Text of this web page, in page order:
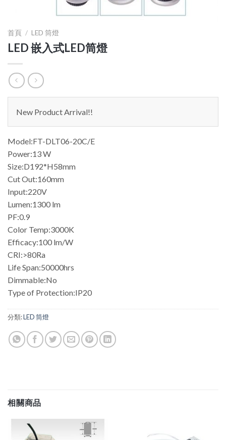
首頁 / LED 筒燈
LED 嵌入式LED筒燈
New Product Arrival!!
Model:FT-DLT06-20C/E
Power:13 W
Size:D192*H58mm
Cut Out:160mm
Input:220V
Lumen:1300 lm
PF:0.9
Color Temp:3000K
Efficacy:100 lm/W
CRI:>80Ra
Life Span:50000hrs
Dimmable:No
Type of Protection:IP20
分類:LED 筒燈
相關商品